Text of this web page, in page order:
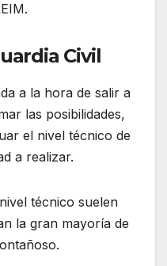
Civil
a la hora de salir a
las posibilidades,
el nivel técnico de
a realizar.
técnico suelen
la gran mayoría de